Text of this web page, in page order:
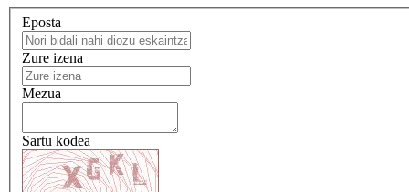
Eposta
Zure izena
Mezua
Sartu kodea